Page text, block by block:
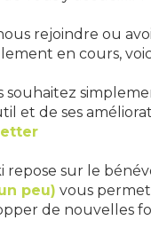
rejoindre ou
en cours,
souhaitez
et de ses
repose sur le
peu) vous
de nouvelles